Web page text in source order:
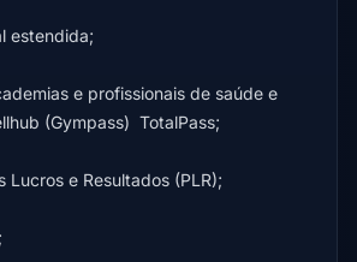
estendida;
e profissionais de saúde e
(Gympass) TotalPass;
Lucros e Resultados (PLR);